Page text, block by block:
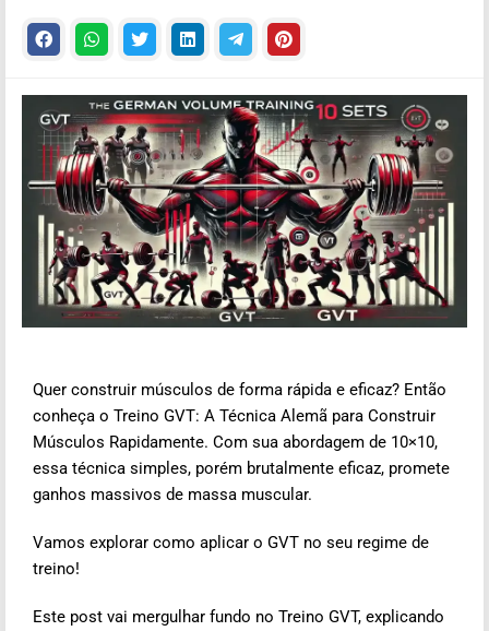
Quer construir músculos de forma rápida e eficaz? Então
conheça o Treino GVT: A Técnica Alemã para Construir
Músculos Rapidamente. Com sua abordagem de 10×10,
essa técnica simples, porém brutalmente eficaz, promete
ganhos massivos de massa muscular.
Vamos explorar como aplicar o GVT no seu regime de
treino!
Este post vai mergulhar fundo no Treino GVT, explicando